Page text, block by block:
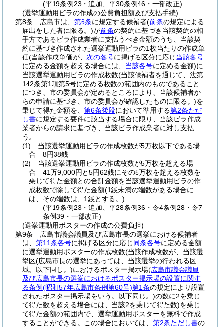
(平19条例23・追加、平30条例46・一部改正)
(選挙運動用ビラの作成の公費負担額及び支払手続)
第8条
広島市は、 第6条に規定する候補者(前条の規定による
届出をした者に限る。)が前条の契約に基づき当該契約の相
手方であるビラ作成業者に支払うべき金額のうち、当該契
約に基づき作成された選挙運動用ビラの1枚当たりの作成単
価(当該作成単価が、 次の各号に掲げる区分に応じ当該各号
に定める金額を超える場合には、 当該各号に定める金額)に
当該選挙運動用ビラの作成枚数(当該候補者を通じて、法第
142条第1項第5号に定める枚数の範囲内のものであること
につき、市の委員会が定めるところにより、当該候補者か
らの申請に基づき、市の委員会が確認したものに限る。)を
乗じて得た金額を、 第6条後段において準用する第2条ただ
し書に規定する要件に該当する場合に限り、当該ビラ作成
業者からの請求に基づき、当該ビラ作成業者に対し支払
う。
(1)
当該選挙運動用ビラの作成枚数が5万枚以下である場
合 8円38銭
(2)
当該選挙運動用ビラの作成枚数が5万枚を超える場
合 41万9,000円と5円62銭にその5万枚を超える枚数を
乗じて得た金額との合計金額を当該選挙運動用ビラの作
成枚数で除して得た金額(1銭未満の端数がある場合に
は、その端数は、1銭とする。)
(平19条例23・追加、平28条例36・令4条例28・令7
条例39・一部改正)
(選挙運動用ポスターの作成の公費負担)
第9条
広島市議会議員及び広島市長の選挙における候補者
は、 第11条各号に掲げる区分に応じ同条各号に定める金額
に選挙運動用ポスターの作成枚数(当該作成枚数が、当該選
挙区(広島市長の選挙にあっては、当該選挙の行われる区
域。以下同じ。)におけるポスター掲示場(広島市議会議員
及び広島市長の選挙におけるポスター掲示場の設置に関す
る条例(昭和57年広島市条例第60号)第1条の規定により設置
されたポスター掲示場をいう。以下同じ。)の数に2を乗じ
て得た数を超える場合には、当該2を乗じて得た数)を乗じ
て得た金額の範囲内で、選挙運動用ポスターを無料で作成
することができる。
この場合においては、 第2条ただし書の